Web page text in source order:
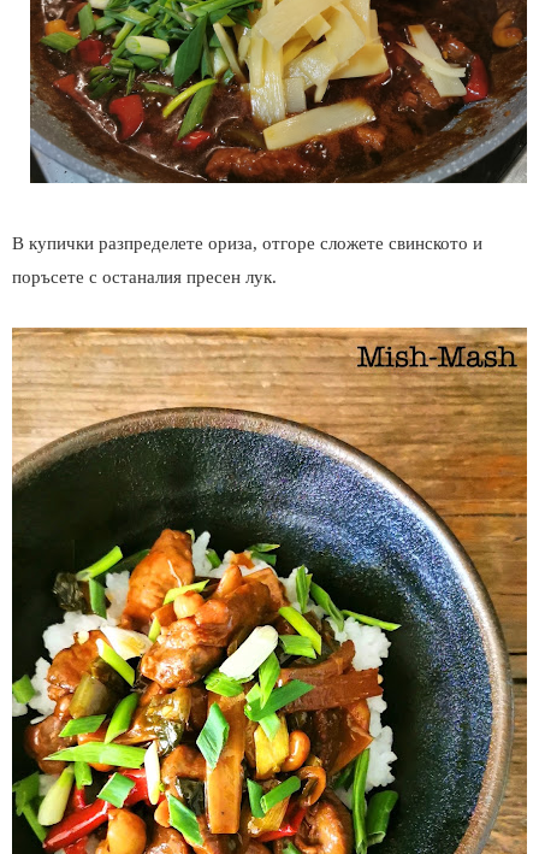
В купички разпределете ориза, отгоре сложете свинското и
поръсете с останалия пресен лук.